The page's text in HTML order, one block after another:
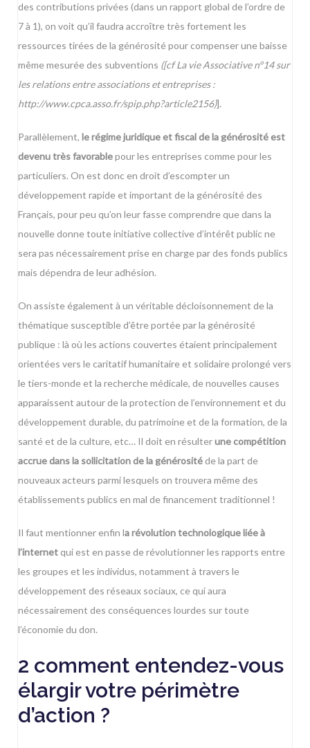
des contributions privées (dans un rapport global de l’ordre de
7 à 1), on voit qu’il faudra accroître très fortement les
ressources tirées de la générosité pour compenser une baisse
même mesurée des subventions ([cf La vie Associative n°14 sur
les relations entre associations et entreprises :
http://www.cpca.asso.fr/spip.php?article2156)].
Parallèlement, le régime juridique et fiscal de la générosité est
devenu très favorablepour les entreprises comme pour les
particuliers. On est donc en droit d’escompter un
développement rapide et important de la générosité des
Français, pour peu qu’on leur fasse comprendre que dans la
nouvelle donne toute initiative collective d’intérêt public ne
sera pas nécessairement prise en charge par des fonds publics
mais dépendra de leur adhésion.
On assiste également à un véritable décloisonnement de la
thématique susceptible d’être portée par la générosité
publique : là où les actions couvertes étaient principalement
orientées vers le caritatif humanitaire et solidaire prolongé vers
le tiers-monde et la recherche médicale, de nouvelles causes
apparaissent autour de la protection de l’environnement et du
développement durable, du patrimoine et de la formation, de la
santé et de la culture, etc… Il doit en résulterune compétition
accrue dans la sollicitation de la générositéde la part de
nouveaux acteurs parmi lesquels on trouvera même des
établissements publics en mal de financement traditionnel !
Il faut mentionner enfin la révolution technologique liée à
l’internetqui est en passe de révolutionner les rapports entre
les groupes et les individus, notamment à travers le
développement des réseaux sociaux, ce qui aura
nécessairement des conséquences lourdes sur toute
l’économie du don.
2 comment entendez-vous
élargir votre périmètre
d’action ?